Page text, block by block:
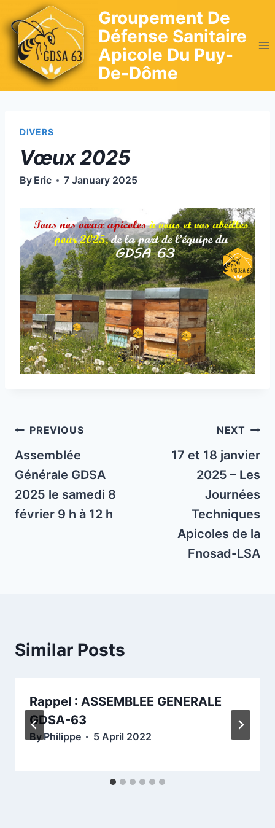
to
content
Groupement De
Défense Sanitaire
Apicole Du Puy-
De-Dôme
DIVERS
Vœux 2025
By Eric 7 January 2025
Post
navigation
PREVIOUS
Assemblée
Générale GDSA
2025 le samedi 8
février 9 h à 12 h
NEXT
17 et 18 janvier
2025 – Les
Journées
Techniques
Apicoles de la
Fnosad-LSA
Similar Posts
Rappel : ASSEMBLEE GENERALE
GDSA-63
ByPhilippe 5 April 2022